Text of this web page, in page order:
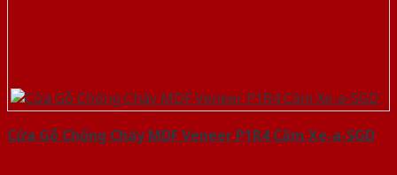
Cửa Gỗ Chống Cháy MDF Veneer P1R4 Căm Xe-a-SGD